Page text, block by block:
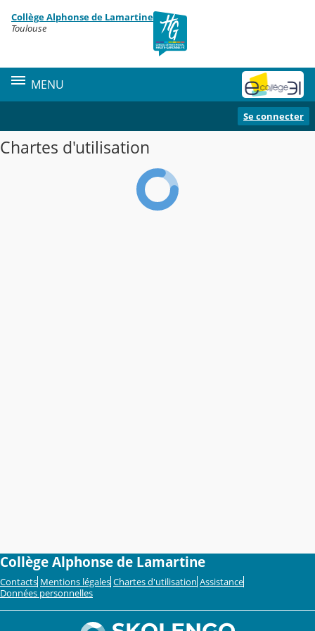
Contenu
Collège Alphonse de Lamartine
Toulouse
MENU
Se connecter
Chartes d'utilisation
Collège Alphonse de Lamartine
Contacts Mentions légales Chartes d'utilisation Assistance
Données personnelles